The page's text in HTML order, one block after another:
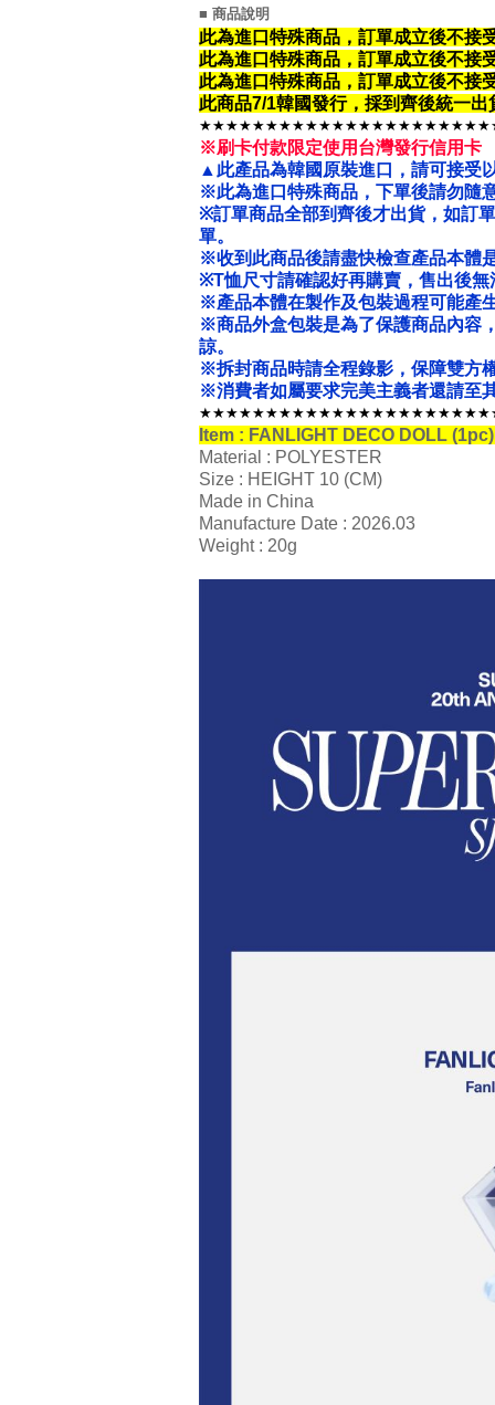
■ 商品說明
此為進口特殊商品，訂單成立後不接
此為進口特殊商品， 訂單成立後不接
此為進口特殊商品， 訂單成立後不接
此商品7/1韓國發行，採到齊後統一
※刷卡付款限定使用台灣發行信用卡
▲此產品為韓國原裝進口，請可接受
※此為進口特殊商品，下單後請勿隨
※訂單商品全部到齊後才出貨，如訂
單。
※收到此商品後請盡快檢查產品本體
※T恤尺寸請確認好再購賣，售出後無
※產品本體在製作及包裝過程可能產
※商品外盒包裝是為了保護商品內容
諒。
※拆封商品時請全程錄影，保障雙方
※消費者如屬要求完美主義者還請至
Item : FANLIGHT DECO DOLL
Material : POLYESTER
Size : HEIGHT 10 (CM)
Made in China
Manufacture Date : 2026.03
Weight : 20g